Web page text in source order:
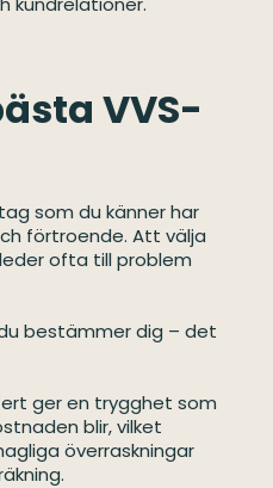
VVS-
som du känner har
förtroende. Att välja
ofta till problem
bestämmer dig – det
ger en trygghet som
blir, vilket
överraskningar